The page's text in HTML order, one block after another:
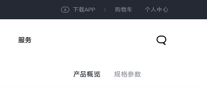
下载APP 购物车 个人中心
服务
产品概览 规格参数